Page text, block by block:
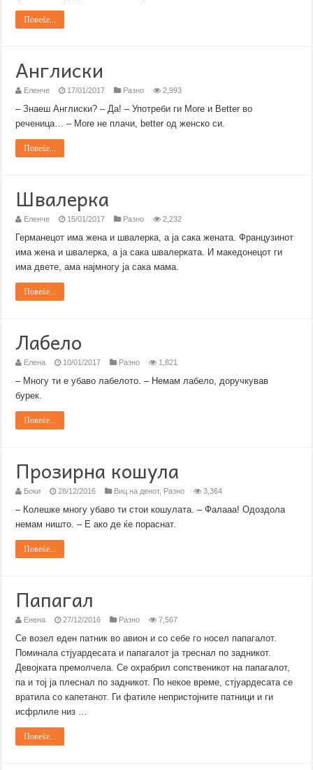
Повеќе...
Англиски
Еленче 17/01/2017 Разно 2,993
– Знаеш Англиски? – Да! – Употреби ги More и Better во
реченица… – More не плачи, better од женско си.
Повеќе...
Швалерка
Еленче 15/01/2017 Разно 2,232
Германецот има жена и швалерка, а ја сака жената. Французинот
има жена и швалерка, а ја сака швалерката. И македонецот ги
има двете, ама најмногу ја сака мама.
Повеќе...
Лабело
Елена 10/01/2017 Разно 1,821
– Многу ти е убаво лабелото. – Немам лабело, доручкував
бурек.
Повеќе...
Прозирна кошула
Боки 28/12/2016 Виц на денот, Разно 3,364
– Колешке многу убаво ти стои кошулата. – Фалааа! Oдоздола
немам ништо. – Е ако де ќе пораснат.
Повеќе...
Папагал
Енена 27/12/2016 Разно 7,567
Се возел еден патник во авион и со себе го носел папагалот.
Поминала стјуардесата и папагалот ја треснал по задникот.
Девојката премолчела. Се охрабрил сопственикот на папагалот,
па и тој ја плеснал по задникот. По некое време, стјуардесата се
вратила со капетанот. Ги фатиле непристојните патници и ги
исфрлиле низ …
Повеќе...